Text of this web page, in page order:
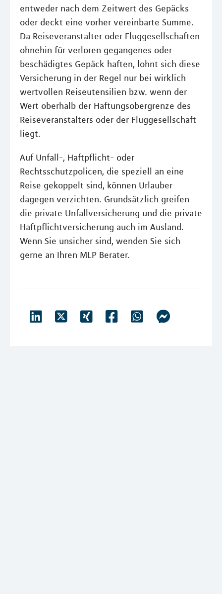
entweder nach dem Zeitwert des Gepäcks
oder deckt eine vorher vereinbarte Summe.
Da Reiseveranstalter oder Fluggesellschaften
ohnehin für verloren gegangenes oder
beschädigtes Gepäck haften, lohnt sich diese
Versicherung in der Regel nur bei wirklich
wertvollen Reiseutensilien bzw. wenn der
Wert oberhalb der Haftungsobergrenze des
Reiseveranstalters oder der Fluggesellschaft
liegt.
Auf Unfall-, Haftpflicht- oder
Rechtsschutzpolicen, die speziell an eine
Reise gekoppelt sind, können Urlauber
dagegen verzichten. Grundsätzlich greifen
die private Unfallversicherung und die private
Haftpflichtversicherung auch im Ausland.
Wenn Sie unsicher sind, wenden Sie sich
gerne an Ihren MLP Berater.